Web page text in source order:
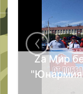
Za Мир
"Юнармия